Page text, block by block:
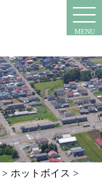
MENU
> ホットボイス >